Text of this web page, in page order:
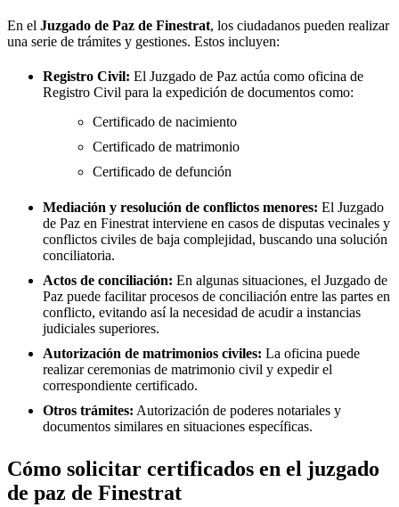
En el Juzgado de Paz de Finestrat, los ciudadanos pueden realizar
una serie de trámites y gestiones. Estos incluyen:
Registro Civil: El Juzgado de Paz actúa como oficina de
Registro Civil para la expedición de documentos como:
Certificado de nacimiento
Certificado de matrimonio
Certificado de defunción
Mediación y resolución de conflictos menores: El Juzgado
de Paz en Finestrat interviene en casos de disputas vecinales y
conflictos civiles de baja complejidad, buscando una solución
conciliatoria.
Actos de conciliación: En algunas situaciones, el Juzgado de
Paz puede facilitar procesos de conciliación entre las partes en
conflicto, evitando así la necesidad de acudir a instancias
judiciales superiores.
Autorización de matrimonios civiles: La oficina puede
realizar ceremonias de matrimonio civil y expedir el
correspondiente certificado.
Otros trámites: Autorización de poderes notariales y
documentos similares en situaciones específicas.
Cómo solicitar certificados en el juzgado
de paz de Finestrat